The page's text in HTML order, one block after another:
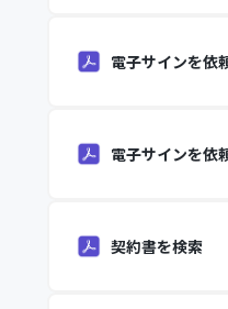
電子サインを依
電子サインを依
契約書を検索